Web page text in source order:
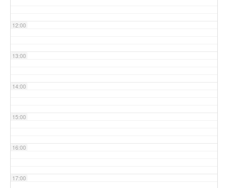
12:00
13:00
14:00
15:00
16:00
17:00